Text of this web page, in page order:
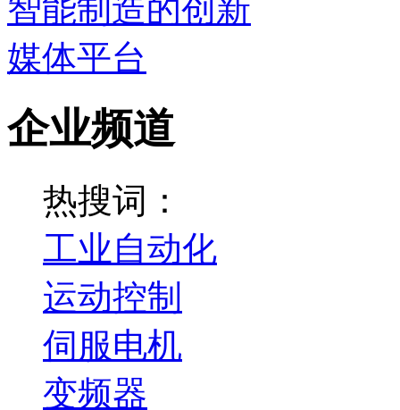
企业频道
热搜词：
工业自动化
运动控制
伺服电机
变频器